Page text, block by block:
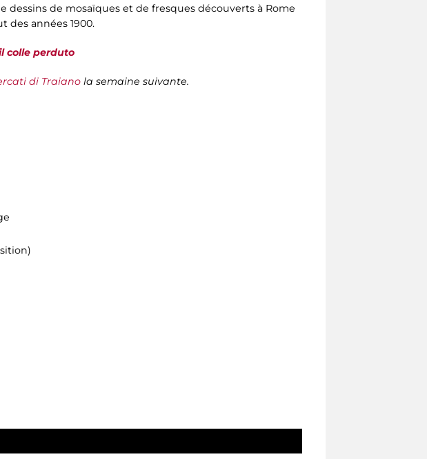
de mosaïques et de fresques découverts à Rome
des années 1900.
colle perduto
di Traiano la semaine suivante.